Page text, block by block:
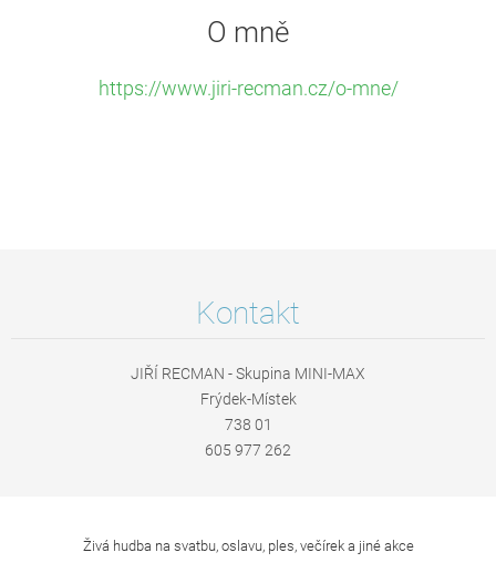
O mně
https://www.jiri-recman.cz/o-mne/
Kontakt
JIŘÍ RECMAN - Skupina MINI-MAX
Frýdek-Místek
738 01
605 977 262
Živá hudba na svatbu, oslavu, ples, večírek a jiné akce